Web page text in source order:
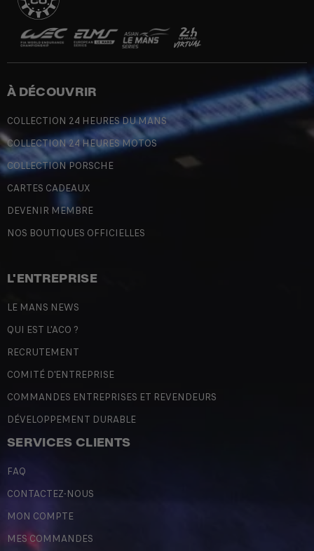
À DÉCOUVRIR
COLLECTION 24 HEURES DU MANS
COLLECTION 24 HEURES MOTOS
COLLECTION PORSCHE
CARTES CADEAUX
DEVENIR MEMBRE
NOS BOUTIQUES OFFICIELLES
L'ENTREPRISE
LE MANS NEWS
QUI EST L'ACO ?
RECRUTEMENT
COMITÉ D'ENTREPRISE
COMMANDES ENTREPRISES ET REVENDEURS
DÉVELOPPEMENT DURABLE
SERVICES CLIENTS
FAQ
CONTACTEZ-NOUS
MON COMPTE
MES COMMANDES